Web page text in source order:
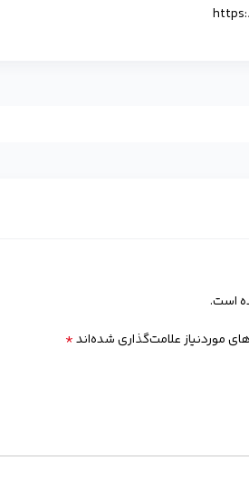
است.
موردنیاز علامت‌گذاری شده‌اند*